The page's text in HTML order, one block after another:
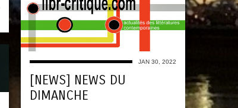
JAN 30, 2022
[NEWS] NEWS DU
DIMANCHE